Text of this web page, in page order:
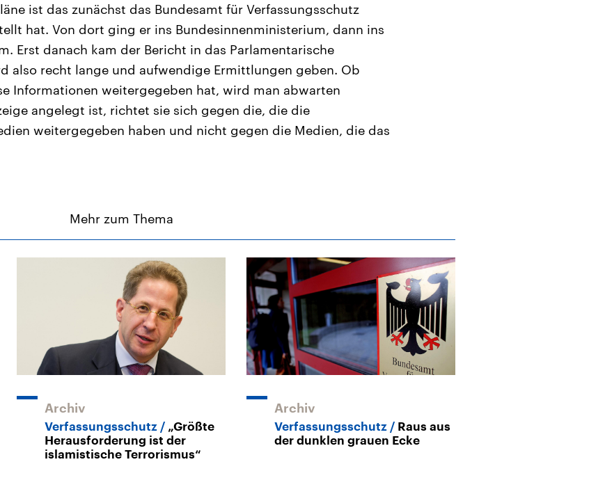
ist das zunächst das Bundesamt für Verfassungsschutz
hat. Von dort ging er ins Bundesinnenministerium, dann ins
Erst danach kam der Bericht in das Parlamentarische
also recht lange und aufwendige Ermittlungen geben. Ob
Informationen weitergegeben hat, wird man abwarten
angelegt ist, richtet sie sich gegen die, die die
weitergegeben haben und nicht gegen die Medien, die das
Mehr zum Thema
Archiv
Verfassungsschutz
„Größte
Herausforderung ist der
islamistische Terrorismus“
Archiv
Verfassungsschutz
Raus aus
der dunklen grauen Ecke